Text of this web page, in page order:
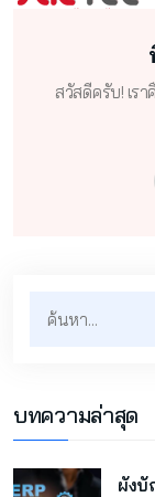
สวัสดีครับ! เร
บทความล่าสุด
ผังบั